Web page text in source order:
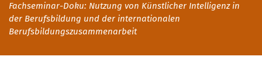
Fachseminar-Doku: Nutzung von Künstlicher Intelligenz in
der Berufsbildung und der internationalen
Berufsbildungszusammenarbeit